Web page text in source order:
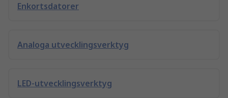
Enkortsdatorer
Analoga utvecklingsverktyg
LED-utvecklingsverktyg